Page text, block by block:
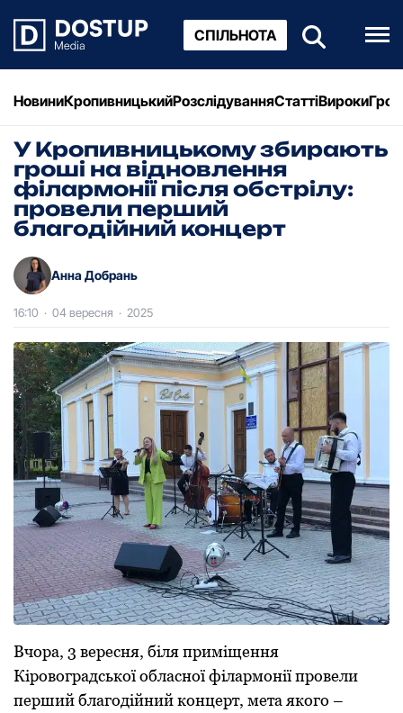
СПІЛЬНОТА
НовиниКропивницькийРозслідуванняСтаттіВироки
У Кропивницькому збирають
гроші на відновлення
філармонії після обстрілу:
провели перший
благодійний концерт
Анна Добрань
16:10 · 04 вересня · 2025
Вчора, 3 вересня, біля приміщення
Кіровоградської обласної філармонії провели
перший благодійний концерт, мета якого –